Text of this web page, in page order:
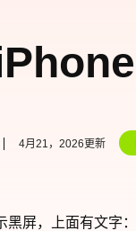
4月21，2026更新
黑屏，上面有文字：